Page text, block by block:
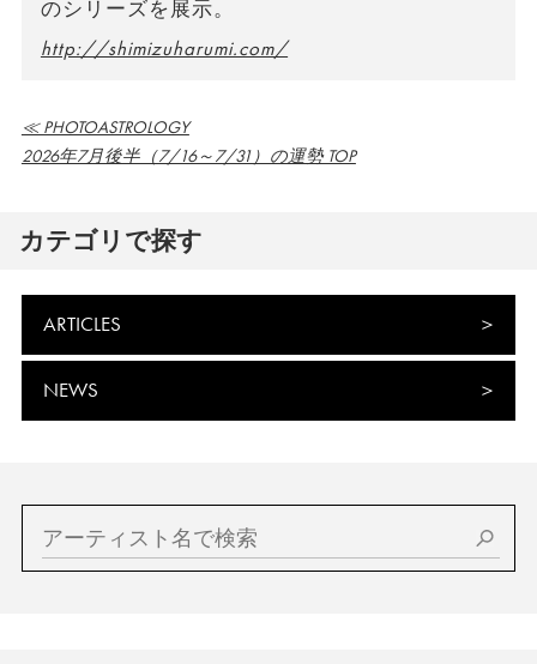
のシリーズを展示。
http://shimizuharumi.com/
≪ PHOTOASTROLOGY
2026年7月後半（7/16～7/31）の運勢 TOP
カテゴリで探す
ARTICLES
NEWS